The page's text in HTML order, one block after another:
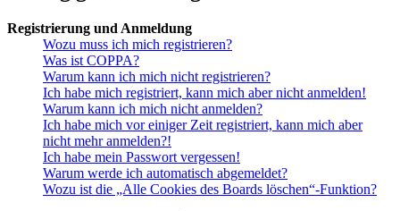
Registrierung und Anmeldung
Wozu muss ich mich registrieren?
Was ist COPPA?
Warum kann ich mich nicht registrieren?
Ich habe mich registriert, kann mich aber nicht anmelden!
Warum kann ich mich nicht anmelden?
Ich habe mich vor einiger Zeit registriert, kann mich aber
nicht mehr anmelden?!
Ich habe mein Passwort vergessen!
Warum werde ich automatisch abgemeldet?
Wozu ist die „Alle Cookies des Boards löschen“-Funktion?